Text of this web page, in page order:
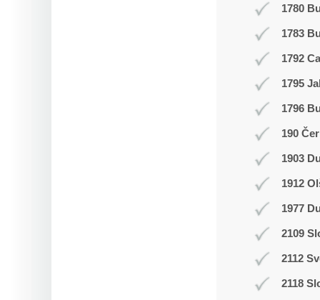
1780
1783
1792
1795
1796
190
1903
1912
1977
2109
2112
2118